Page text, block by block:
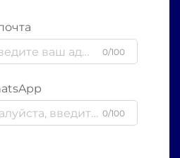
0/100
0/100